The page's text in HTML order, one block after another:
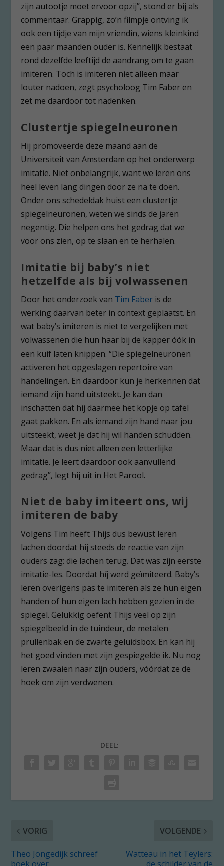
zijn autootje moet ervoor opzij”, stond er bij als
commentaar. Grappig, zo’n filmpje ontving ik
ook een tijdje van mijn vriendin, wiens kleinkind
een paar maanden ouder is. Kennelijk bestaat
rond dezelfde leeftijd de aandrang om te gaan
imiteren. Toch is imiteren niet alleen maar
louter nadoen, zegt psycholoog Tim Faber en
zet me daardoor tot nadenken.
Clustertje spiegelneuronen
Hij promoveerde deze maand aan de
Universiteit van Amsterdam op het onderwerp
imitatie. Niet onbelangrijk, want we leren ons
heel leven lang dingen door ze na te doen.
Onder ons schedeldak huist een clustertje
spiegelneuronen, weten we sinds de jaren
negentig. Die helpen ons het gedrag dat we
voor ons zien, op te slaan en te herhalen.
Imitatie bij baby’s niet
hetzelfde als bij volwassenen
Door het onderzoek van Tim Faber is de
werking daarvan beter in context geplaatst. En
wat baby’s imiteren is niet te vergelijken met
volwassenen die hun haar bij de kapper óók in
een kuif laten knippen. “Die spiegelneuronen
activeren het opgeslagen repertoire van
handelingen. En daardoor kun je herkennen dat
iemand zijn hand uitsteekt. Je kan dan
inschatten dat hij daarmee het kopje op tafel
gaat pakken. En als iemand zijn hand naar jou
uitsteekt, weet je dat hij wil handen schudden.
Maar dat is dus niet alleen een letterlijke
imitatie. Je leert daardoor ook aanvullend
gedrag”, legt hij uit in Het Parool.
Niet de baby imiteert ons, wij
imiteren de baby
Volgens Tim heeft Thijs dus bewust leren
lachen doordat hij steeds de reactie van zijn
ouders zag: die lachen terug. Dat was zijn eerste
imitatie-les. Doordat híj werd geïmiteerd. Baby’s
leren overigens pas te imiteren als ze hun eigen
handen of hun eigen lach hebben gezien in de
spiegel. Gelukkig oefent Thijs veel op zijn
spiegelbeeld in de tuindeur, de metalen
prullenbak en de zwarte geluidsbox. En kan hij
het goed vinden met zijn gespiegelde ik. Nu nog
leren zwaaien naar zijn ouders, vóórdat ze de
hoek om zijn verdwenen.
DEEL:
VORIG
Theo Jongedijk schreef
VOLGENDE
Watteau in het Teylers: